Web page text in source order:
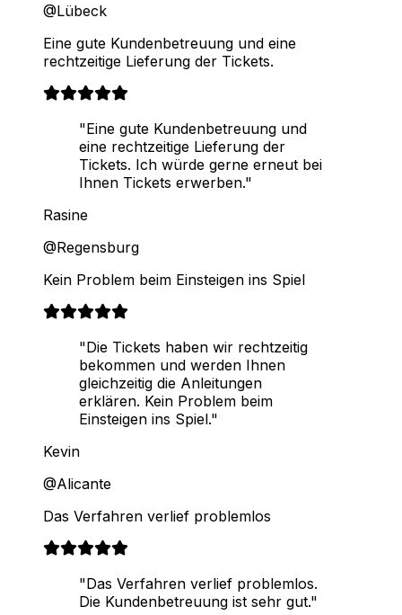
@Lübeck
Eine gute Kundenbetreuung und eine
rechtzeitige Lieferung der Tickets.
"Eine gute Kundenbetreuung und
eine rechtzeitige Lieferung der
Tickets. Ich würde gerne erneut bei
Ihnen Tickets erwerben."
Rasine
@Regensburg
Kein Problem beim Einsteigen ins Spiel
"Die Tickets haben wir rechtzeitig
bekommen und werden Ihnen
gleichzeitig die Anleitungen
erklären. Kein Problem beim
Einsteigen ins Spiel."
Kevin
@Alicante
Das Verfahren verlief problemlos
"Das Verfahren verlief problemlos.
Die Kundenbetreuung ist sehr gut."